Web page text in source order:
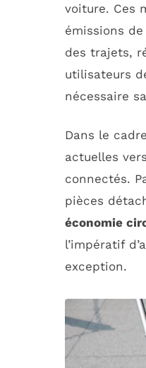
voiture. Ces
émissions de
des trajets,
utilisateurs
nécessaire
Dans le
actuelles
connectés.
pièces
économie
l’impératif
exception.